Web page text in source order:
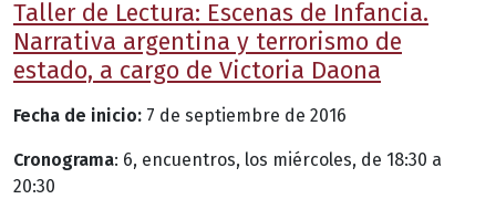
Taller de Lectura: Escenas de Infancia.
Narrativa argentina y terrorismo de
estado, a cargo de Victoria Daona
Fecha de inicio: 7 de septiembre de 2016
Cronograma: 6, encuentros, los miércoles, de 18:30 a
20:30